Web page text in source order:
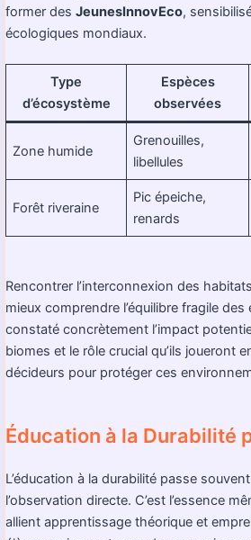
former des JeunesInnovEco,
écologiques mondiaux.
Type
d’écosystème
Espèces
observées
Zone humide
Grenouilles,
libellules
Forêt riveraine
Pic épeiche,
renards
Rencontrer l’interconnexion des
mieux comprendre l’équilibre fragile
constaté concrètement l’impact
biomes et le rôle crucial qu’ils joueront
décideurs pour protéger ces
Éducation à la Durabilité
L’éducation à la durabilité passe
l’observation directe. C’est l’essence
allient apprentissage théorique et